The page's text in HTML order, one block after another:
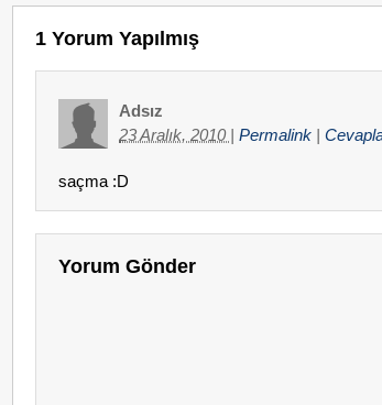
1 Yorum Yapılmış
Adsız
23 Aralık, 2010 | Permalink |
saçma :D
Yorum Gönder